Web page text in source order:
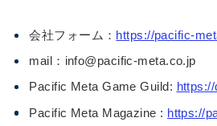
会社フォーム： https://pacific-
mail：info@pacific-meta.co.jp
Pacific Meta Game Guild:
Pacific Meta Magazine : https://